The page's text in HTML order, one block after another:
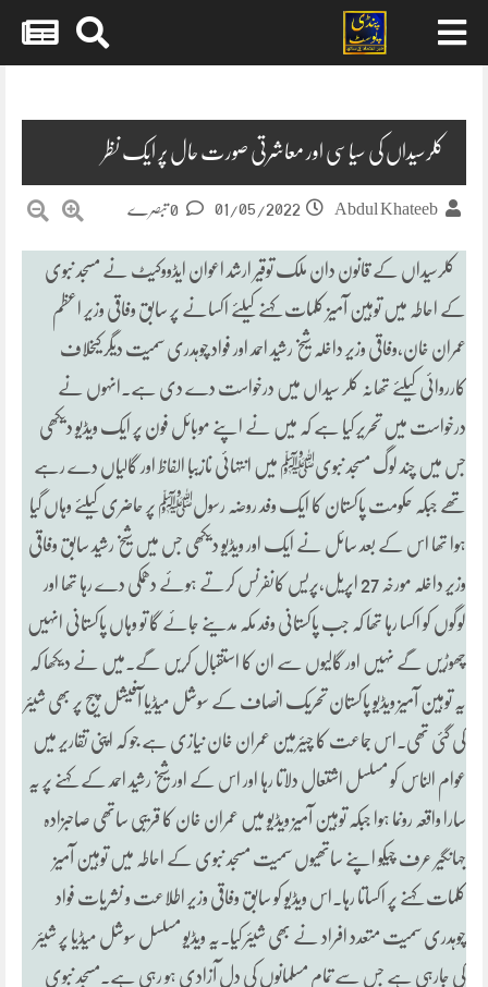
کلرسیداں کی سیاسی اور معاشرتی صورت حال پر ایک نظر
Abdul Khateeb
01/05/2022
کلرسیداں کے قانون دان ملک توقیر ارشد اعوان ایڈووکیٹ نے مسجد نبوی
کے احاطہ میں توہین آمیز کلمات کہنے کیلئے اکسانے پر سابق وفاقی وزیر اعظم
عمران خان،وفاقی وزیر داخلہ شیخ رشید احمد اور فواد چوہدری سمیت دیگر کیخلاف
کارروائی کیلئے تھانہ کلر سیداں میں درخواست دے دی ہے۔انہوں نے
درخواست میں تحریر کیا ہے کہ میں نے اپنے موبائل فون پر ایک ویڈیو دیکھی
جس میں چند لوگ مسجد نبویﷺ میں انتہائی نازیبا الفاظ اور گالیاں دے رہے
تھے جبکہ حکومت پاکستان کا ایک وفد روضہ رسولﷺ پر حاضری کیلئے وہاں گیا
ہوا تھا اس کے بعد سائل نے ایک اور ویڈیو دیکھی جس میں شیخ رشید سابق وفاقی
وزیر داخلہ مورخہ 27 اپریل،پریس کانفرنس کرتے ہوئے دھمکی دے رہا تھا اور
لوگوں کو اکسا رہا تھا کہ جب پاکستانی وفد مکہ مدینے جائے گا تو وہاں پاکستانی انہیں
چھوڑیں گے نہیں اور گالیوں سے ان کا استقبال کریں گے۔میں نے دیکھا کہ
یہ توہین آمیز ویڈیو پاکستان تحریک انصاف کے سوشل میڈیا آفیشل پیج پر بھی شیئر
کی گئی تھی۔اس جماعت کا چیئرمین عمران خان نیازی ہے جو کہ اپنی تقاریر میں
عوام الناس کو مسلسل اشتعال دلاتا رہا اور اس کے اور شیخ رشید احمد کے کہنے پر یہ
سارا واقعہ رونما ہوا جبکہ توہین آمیز ویڈیو میں عمران خان کا قریبی ساتھی صاحبزادہ
جہانگیر عرف چیکو اپنے ساتھیوں سمیت مسجد نبوی کے احاطہ میں توہین آمیز
کلمات کہنے پر اکساتا رہا۔اس ویڈیو کو سابق وفاقی وزیر اطلاعت و نشریات فواد
چوہدری سمیت متعدد افراد نے بھی شیئر کیا۔یہ ویڈیو مسلسل سوشل میڈیا پر شیئر
کی جارہی ہے جس سے تمام مسلمانوں کی دل آزادی ہو رہی ہے۔مسجد نبوی